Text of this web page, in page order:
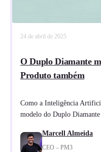
24 de abril de 2025
O Duplo Diamante
Produto também
Como a Inteligência
modelo do Duplo
Marcell Almeida
CEO – PM3